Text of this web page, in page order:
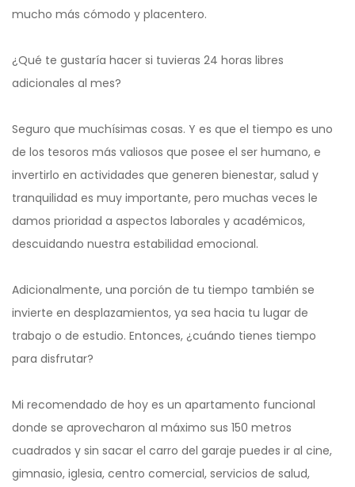
mucho más cómodo y placentero.
¿Qué te gustaría hacer si tuvieras 24 horas libres
adicionales al mes?
Seguro que muchísimas cosas. Y es que el tiempo es uno
de los tesoros más valiosos que posee el ser humano, e
invertirlo en actividades que generen bienestar, salud y
tranquilidad es muy importante, pero muchas veces le
damos prioridad a aspectos laborales y académicos,
descuidando nuestra estabilidad emocional.
Adicionalmente, una porción de tu tiempo también se
invierte en desplazamientos, ya sea hacia tu lugar de
trabajo o de estudio. Entonces, ¿cuándo tienes tiempo
para disfrutar?
Mi recomendado de hoy es un apartamento funcional
donde se aprovecharon al máximo sus 150 metros
cuadrados y sin sacar el carro del garaje puedes ir al cine,
gimnasio, iglesia, centro comercial, servicios de salud,